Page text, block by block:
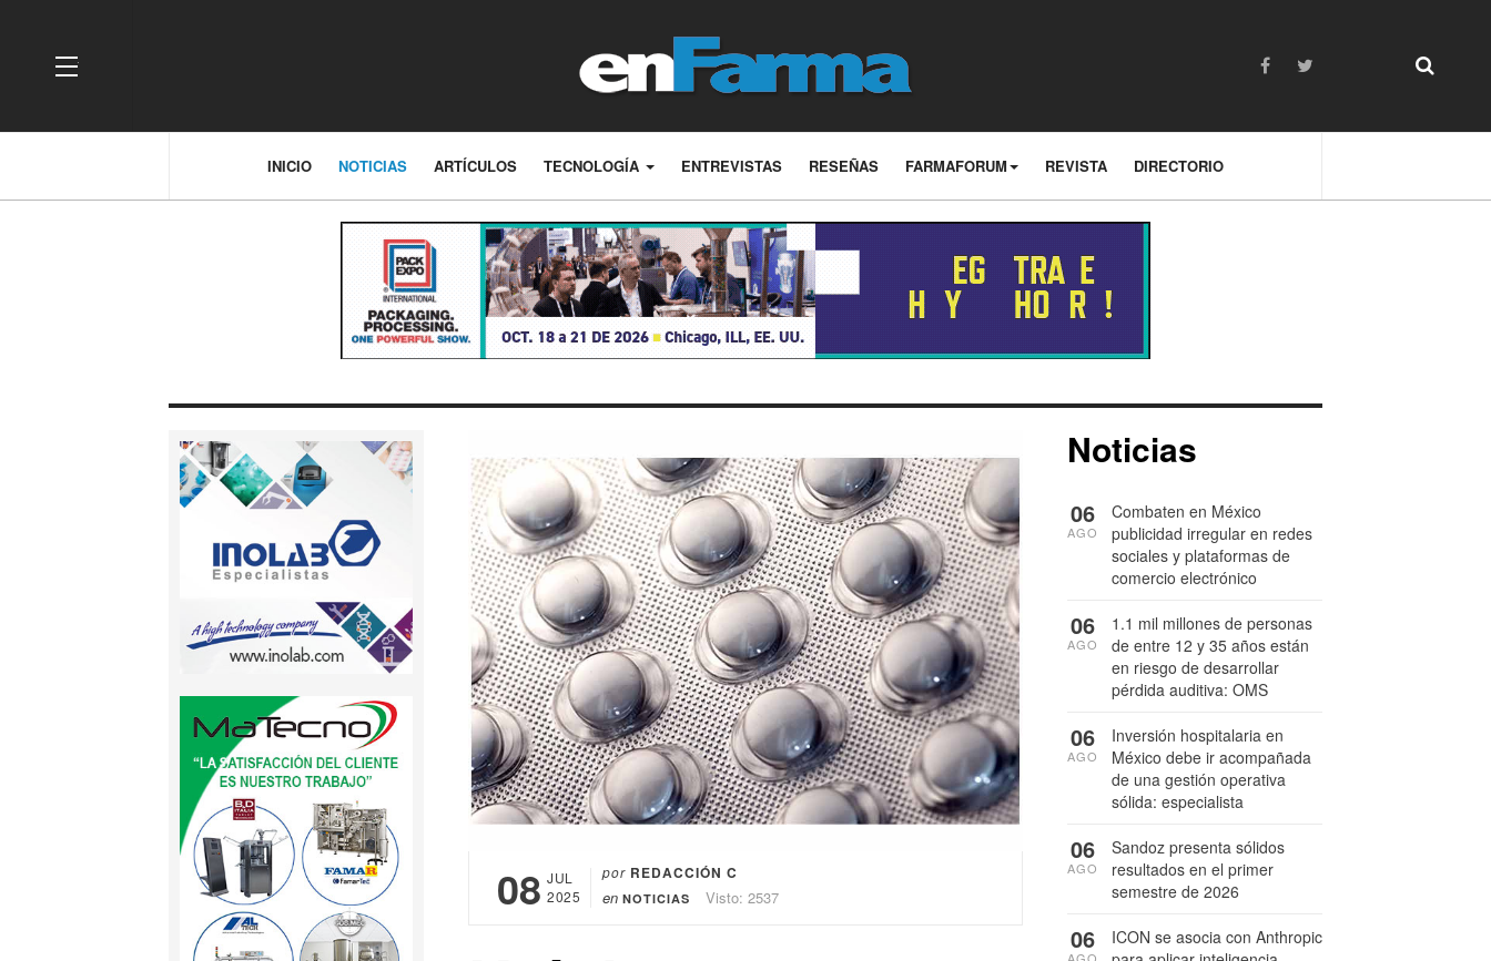
OFF CANVAS
INICIO NOTICIAS ARTÍCULOS TECNOLOGÍA ENTREVISTAS RESEÑAS FARMAFORUM REVISTA DIRECTORIO
08 JUL
2025
por REDACCIÓN C
en NOTICIAS Visto: 2537
Noticias
Combaten en México
publicidad irregular en redes
sociales y plataformas de
comercio electrónico
06
AGO
1.1 mil millones de personas
de entre 12 y 35 años están
en riesgo de desarrollar
pérdida auditiva: OMS
06
AGO
Inversión hospitalaria en
México debe ir acompañada
de una gestión operativa
sólida: especialista
06
AGO
Sandoz presenta sólidos
resultados en el primer
semestre de 2026
06
AGO
ICON se asocia con Anthropic
06